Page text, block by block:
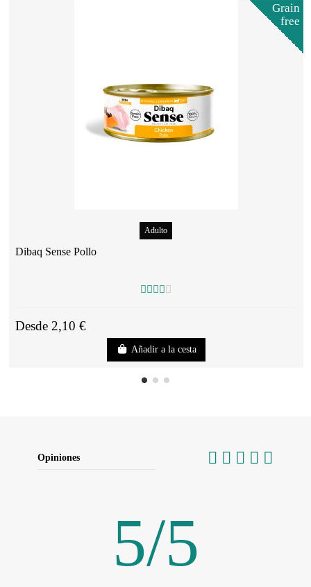
Grain
free
Adulto
Dibaq Sense Pollo
Desde 2,10 €
Añadir a la cesta
Opiniones
5/5